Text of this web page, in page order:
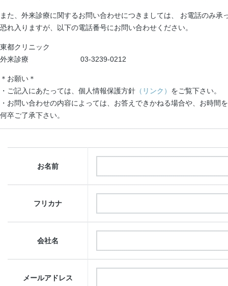
また、外来診療に関するお問い合わせにつきましては、 お電話のみ承
恐れ入りますが、以下の電話番号にお問い合わせください。
東都クリニック
外来診療 03-3239-0212
＊お願い＊
・ご記入にあたっては、個人情報保護方針 （リンク） をご覧下さい。
・お問い合わせの内容によっては、お答えできかねる場合や、お時間
何卒ご了承下さい。
お名前
フリカナ
会社名
メールアドレス